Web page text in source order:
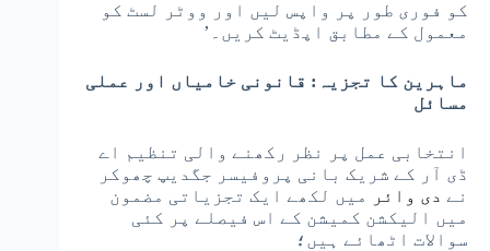
کو فوری طور پر واپس لیں اور ووٹر لسٹ کو
معمول کے مطابق اپڈیٹ کریں۔’
ماہرین کا تجزیہ: قانونی خامیاں اور عملی
مسائل
انتخابی عمل پر نظر رکھنے والی تنظیم اے
ڈی آر کے شریک بانی پروفیسر جگدیپ چھوکر
نے دی وائر
میں لکھے ایک تجزیاتی مضمون
میں الیکشن کمیشن کے اس فیصلے پر کئی
سوالات اٹھائے ہیں؛